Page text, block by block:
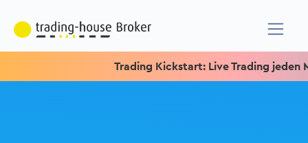
Trading Kickstart: Live Trading jeden